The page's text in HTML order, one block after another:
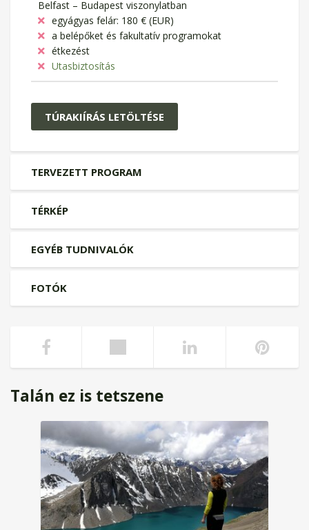
Belfast – Budapest viszonylatban
egyágyas felár: 180 € (EUR)
a belépőket és fakultatív programokat
étkezést
Utasbiztosítás
TÚRAKIÍRÁS LETÖLTÉSE
TERVEZETT PROGRAM
TÉRKÉP
EGYÉB TUDNIVALÓK
FOTÓK
Talán ez is tetszene